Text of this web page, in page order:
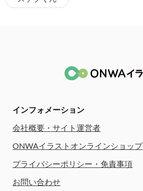
インフォメーション
会社概要・サイト運営者
ONWAイラストオンラインショップ
プライバシーポリシー・免責事項
お問い合わせ